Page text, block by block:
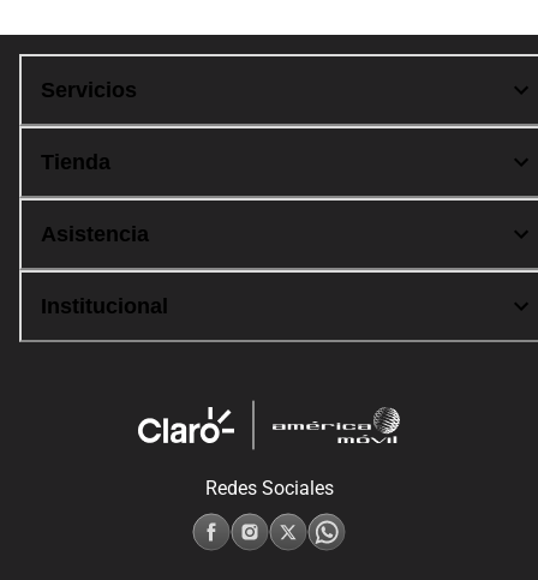
Servicios
Tienda
Asistencia
Institucional
Redes Sociales